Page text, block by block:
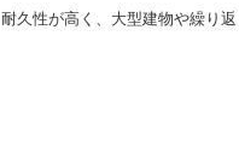
耐久性が高く、大型建物や繰り返